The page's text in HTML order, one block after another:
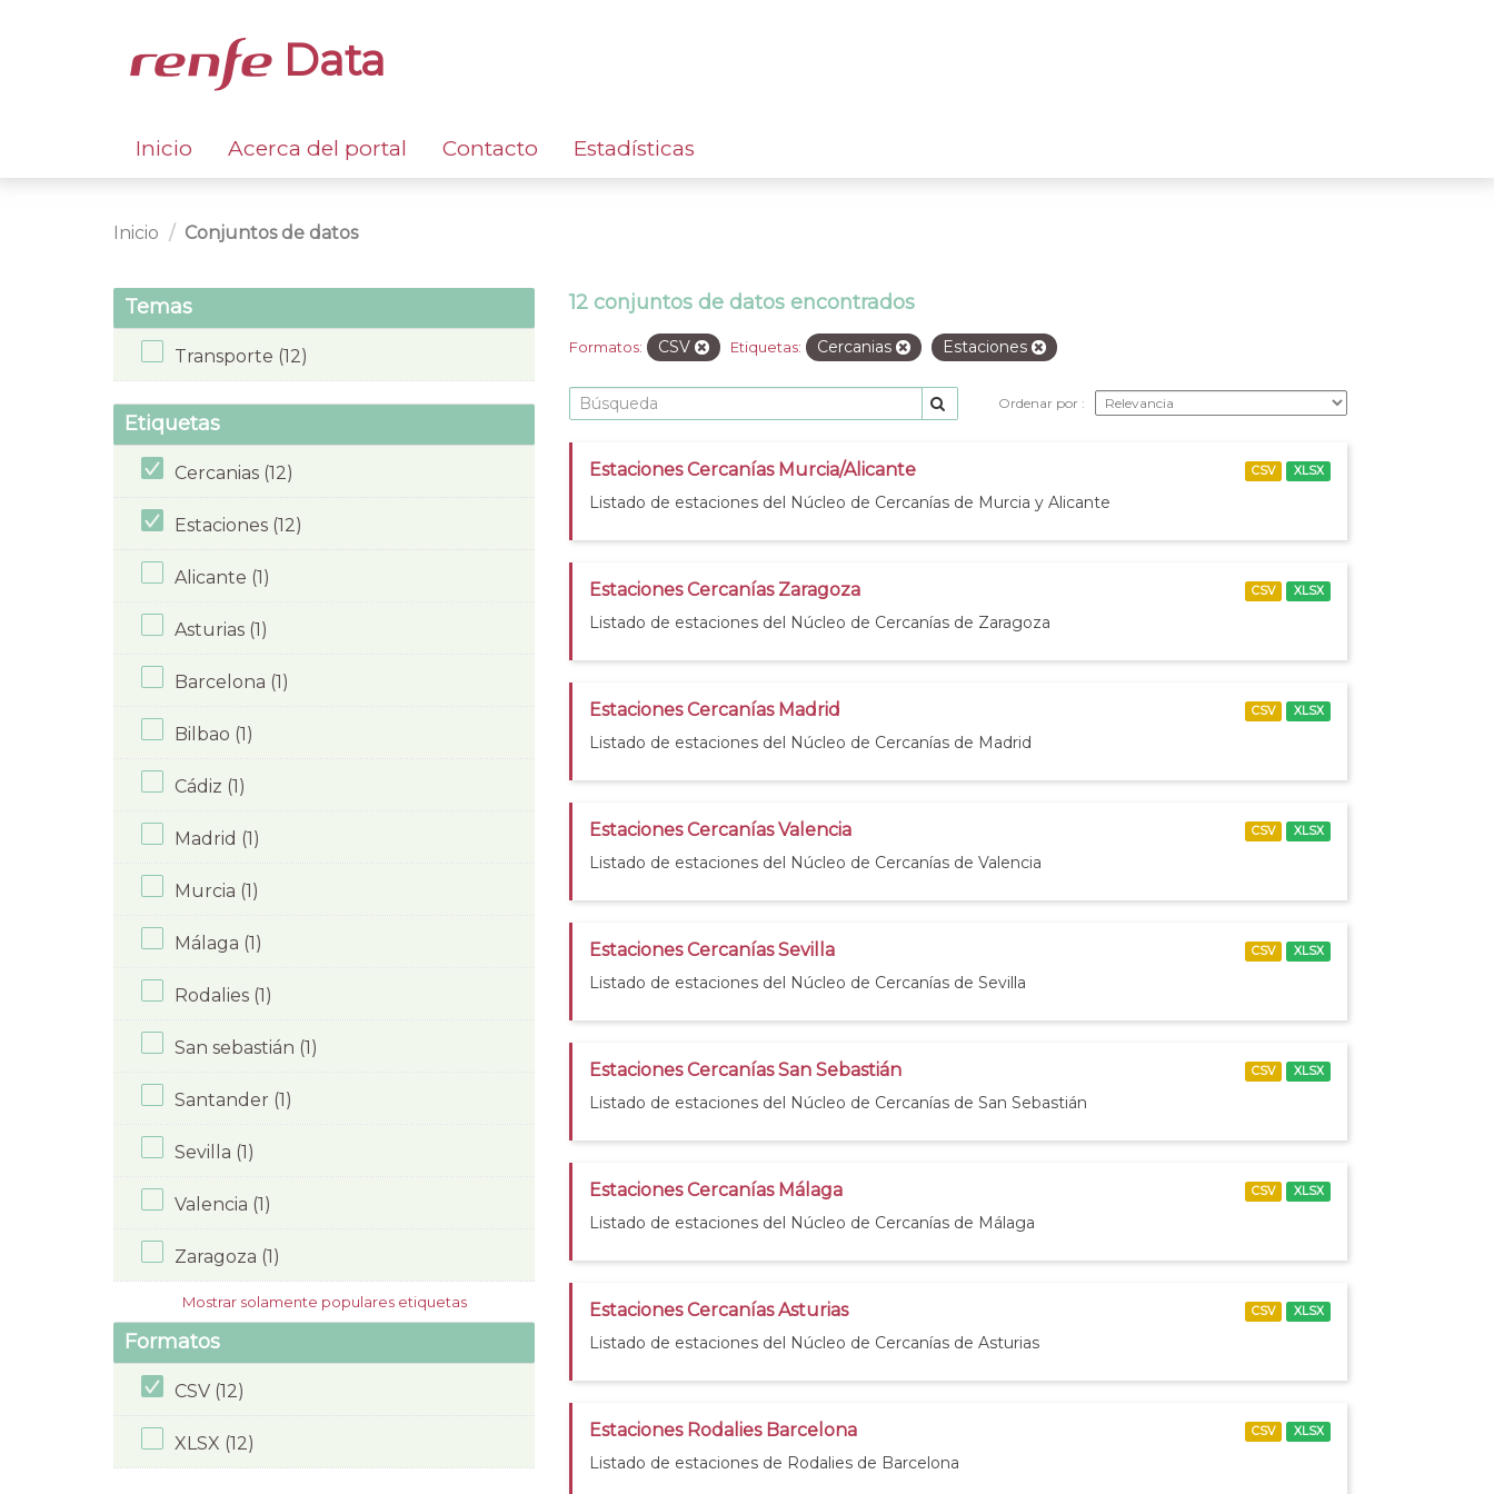
Data
Inicio Acerca del portal Contacto Estadísticas
Inicio Conjuntos de datos
Temas
Transporte (12)
Etiquetas
Cercanias (12)
Estaciones (12)
Alicante (1)
Asturias (1)
Barcelona (1)
Bilbao (1)
Cádiz (1)
Madrid (1)
Murcia (1)
Málaga (1)
Rodalies (1)
San sebastián (1)
Santander (1)
Sevilla (1)
Valencia (1)
Zaragoza (1)
Mostrar solamente populares etiquetas
Formatos
CSV (12)
XLSX (12)
12 conjuntos de datos encontrados
Formatos: CSV Etiquetas: Cercanias Estaciones
Ordenar por
Estaciones Cercanías Murcia/Alicante
Listado de estaciones del Núcleo de Cercanías de Murcia y Alicante
CSV XLSX
Estaciones Cercanías Zaragoza
Listado de estaciones del Núcleo de Cercanías de Zaragoza
CSV XLSX
Estaciones Cercanías Madrid
Listado de estaciones del Núcleo de Cercanías de Madrid
CSV XLSX
Estaciones Cercanías Valencia
Listado de estaciones del Núcleo de Cercanías de Valencia
CSV XLSX
Estaciones Cercanías Sevilla
Listado de estaciones del Núcleo de Cercanías de Sevilla
CSV XLSX
Estaciones Cercanías San Sebastián
Listado de estaciones del Núcleo de Cercanías de San Sebastián
CSV XLSX
Estaciones Cercanías Málaga
Listado de estaciones del Núcleo de Cercanías de Málaga
CSV XLSX
Estaciones Cercanías Asturias
Listado de estaciones del Núcleo de Cercanías de Asturias
CSV XLSX
Estaciones Rodalies Barcelona
Listado de estaciones de Rodalies de Barcelona
CSV XLSX